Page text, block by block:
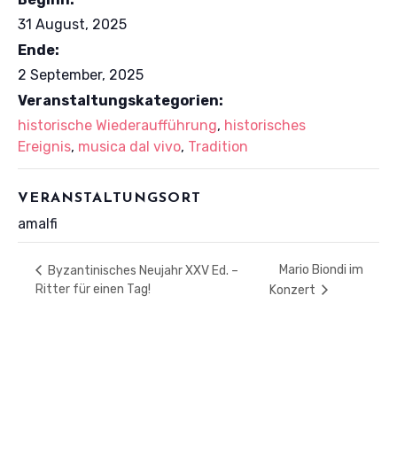
31 August, 2025
Ende:
2 September, 2025
Veranstaltungskategorien:
historische Wiederaufführung, historisches
Ereignis, musica dal vivo, Tradition
VERANSTALTUNGSORT
amalfi
Byzantinisches Neujahr XXV Ed. –
Ritter für einen Tag!
Mario Biondi im
Konzert